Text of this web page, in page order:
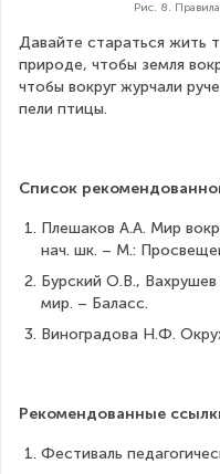
Рис. 8.
Давайте стараться жить
природе, чтобы земля
чтобы вокруг журчали
пели птицы.
Список
Плешаков А.А. Мир
нач. шк. – М.:
Бурский О.В.,
мир. – Баласс.
Виноградова Н.Ф.
Рекомендованные
Фестиваль